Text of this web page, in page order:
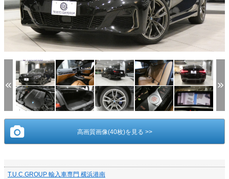
(1/40)
高画質画像(40枚)を見る >>
T.U.C.GROUP 輸入車専門 横浜港南